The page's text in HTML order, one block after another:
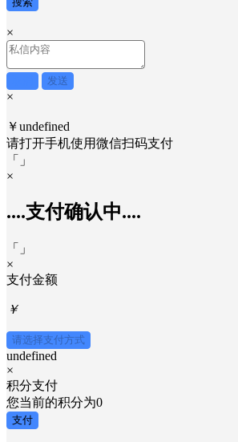
×
发送
×
￥undefined
请打开手机使用微信扫码支付
「
」
×
....支付确认中....
「
」
×
支付金额
￥
请选择支付方式
undefined
×
积分支付
您当前的积分为0
支付